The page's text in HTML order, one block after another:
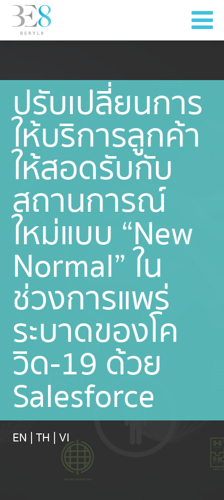
ปรับเปลี่ยนการ
ให้บริการลูกค้า
ให้สอดรับกับ
สถานการณ์
ใหม่แบบ “New
Normal” ใน
ช่วงการแพร่
ระบาดของโค
วิด-19 ด้วย
Salesforce
EN | TH | VI